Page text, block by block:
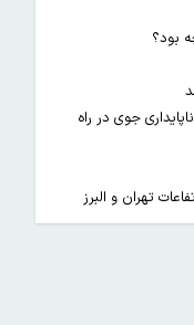
بود؟
جدید ناپایداری جوی در راه
تهران و البرز